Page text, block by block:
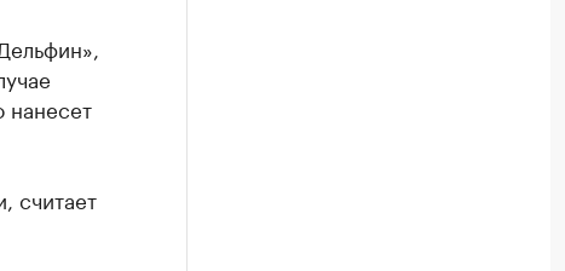
нанесет
считает